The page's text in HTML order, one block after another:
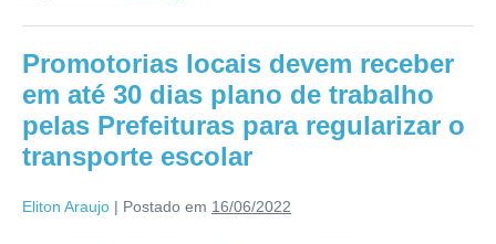
Promotorias locais devem receber
em até 30 dias plano de trabalho
pelas Prefeituras para regularizar o
transporte escolar
Eliton Araujo | Postado em 16/06/2022